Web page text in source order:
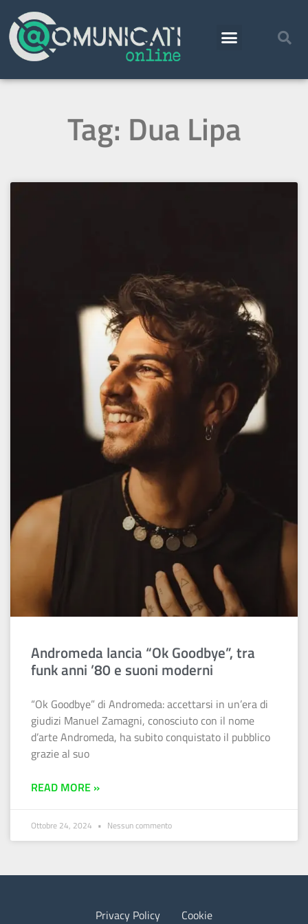
Tag: Dua Lipa
Andromeda lancia “Ok Goodbye”, tra
funk anni ’80 e suoni moderni
“Ok Goodbye” di Andromeda: accettarsi in un’era di
giudizi Manuel Zamagni, conosciuto con il nome
d’arte Andromeda, ha subito conquistato il pubblico
grazie al suo
READ MORE »
Ottobre 24, 2024 Nessun commento
Privacy Policy Cookie